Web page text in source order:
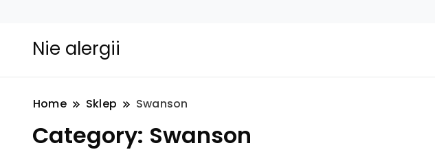
Nie alergii
Home Sklep Swanson
Category: Swanson